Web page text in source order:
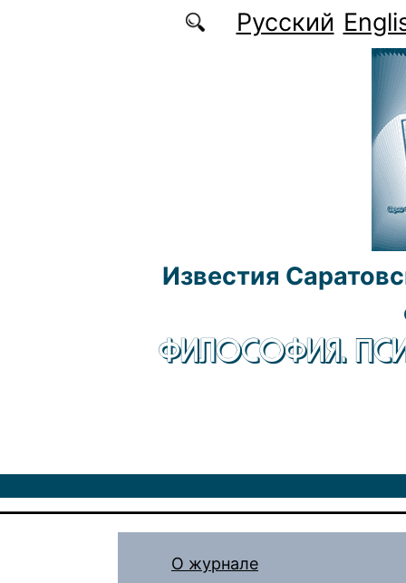
Перейти к основному содержаниюРусский
Известия
ФИЛОСОФИЯ.
О журнале